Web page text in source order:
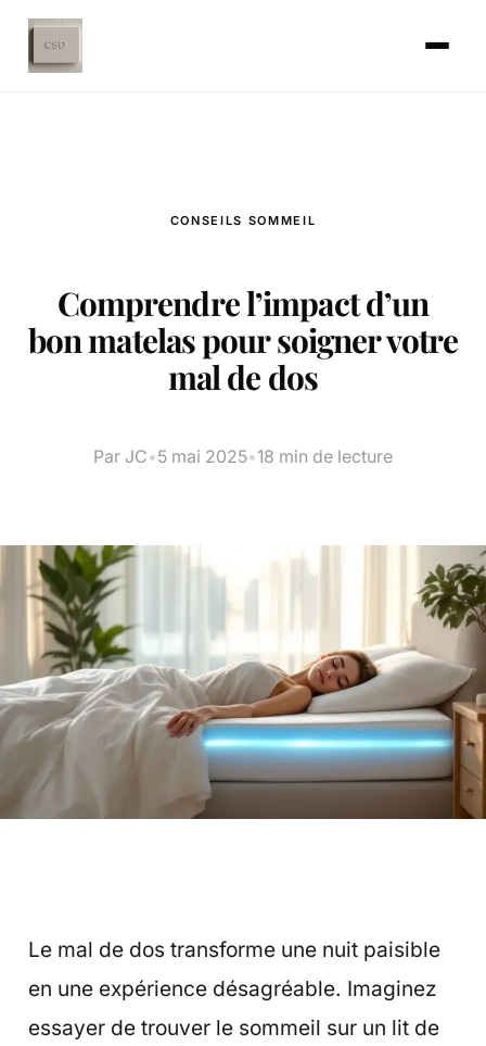
CONSEILS SOMMEIL
Comprendre l’impact d’un
bon matelas pour soigner votre
mal de dos
Par JC•5 mai 2025•18 min de lecture
Le mal de dos transforme une nuit paisible
en une expérience désagréable. Imaginez
essayer de trouver le sommeil sur un lit de